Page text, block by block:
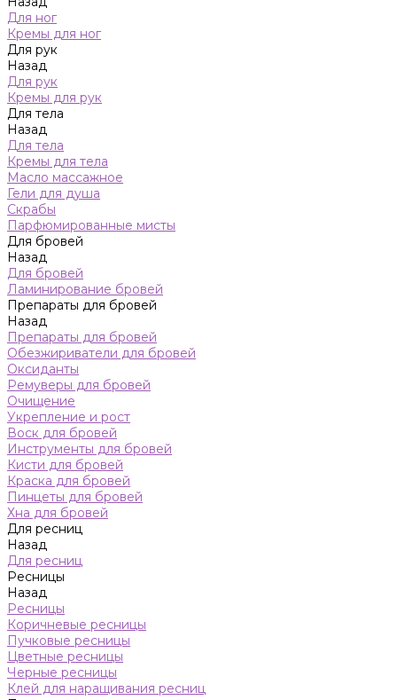
Для ног
Кремы для ног
Для рук
Назад
Для рук
Кремы для рук
Для тела
Назад
Для тела
Кремы для тела
Масло массажное
Гели для душа
Скрабы
Парфюмированные мисты
Для бровей
Назад
Для бровей
Ламинирование бровей
Препараты для бровей
Назад
Препараты для бровей
Обезжириватели для бровей
Оксиданты
Ремуверы для бровей
Очищение
Укрепление и рост
Воск для бровей
Инструменты для бровей
Кисти для бровей
Краска для бровей
Пинцеты для бровей
Хна для бровей
Для ресниц
Назад
Для ресниц
Ресницы
Назад
Ресницы
Коричневые ресницы
Пучковые ресницы
Цветные ресницы
Черные ресницы
Клей для наращивания ресниц